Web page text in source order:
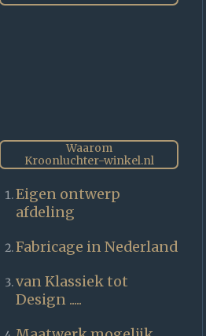
Waarom
Kroonluchter-winkel.nl
Eigen ontwerp
afdeling
Fabricage in Nederland
van Klassiek tot
Design .....